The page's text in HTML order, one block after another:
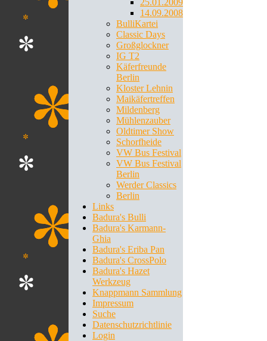
25.01.2009
14.09.2008
BulliKartei
Classic Days
Großglockner
IG T2
Käferfreunde
Berlin
Kloster Lehnin
Maikäfertreffen
Mildenberg
Mühlenzauber
Oldtimer Show
Schorfheide
VW Bus Festival
VW Bus Festival
Berlin
Werder Classics
Berlin
Links
Badura's Bulli
Badura's Karmann-
Ghia
Badura's Eriba Pan
Badura's CrossPolo
Badura's Hazet
Werkzeug
Knappmann Sammlung
Impressum
Suche
Datenschutzrichtlinie
Login